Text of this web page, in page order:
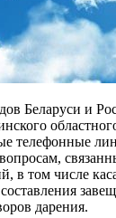
Беларуси и
телефонные
в том числе
дарения.